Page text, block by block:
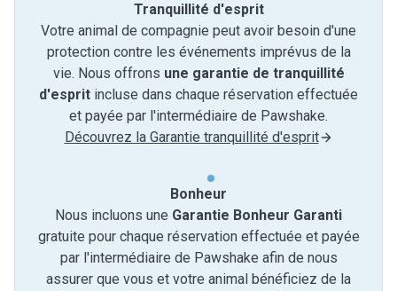
Tranquillité d'esprit
Votre animal de compagnie peut avoir besoin d'une
protection contre les événements imprévus de la
vie. Nous offrons une garantie de tranquillité
d'esprit incluse dans chaque réservation effectuée
et payée par l'intermédiaire de Pawshake.
Découvrez la Garantie tranquillité d'esprit
Bonheur
Nous incluons une Garantie Bonheur Garanti
gratuite pour chaque réservation effectuée et payée
par l'intermédiaire de Pawshake afin de nous
assurer que vous et votre animal bénéficiez de la